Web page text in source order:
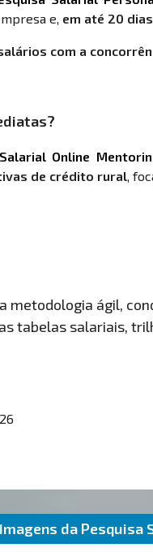
e, em até 20 dias
com a
Online
de crédito rural,
metodologia ágil,
tabelas salariais,
Imagens da Pesquisa